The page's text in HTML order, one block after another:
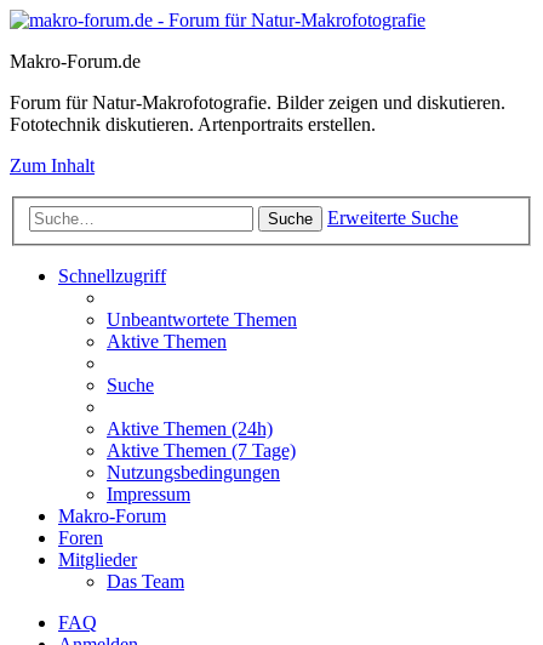
Makro-Forum.de
Forum für Natur-Makrofotografie. Bilder zeigen und diskutieren.
Fototechnik diskutieren. Artenportraits erstellen.
Zum Inhalt
Suche Erweiterte Suche
Schnellzugriff
Unbeantwortete Themen
Aktive Themen
Suche
Aktive Themen (24h)
Aktive Themen (7 Tage)
Nutzungsbedingungen
Impressum
Makro-Forum
Foren
Mitglieder
Das Team
FAQ